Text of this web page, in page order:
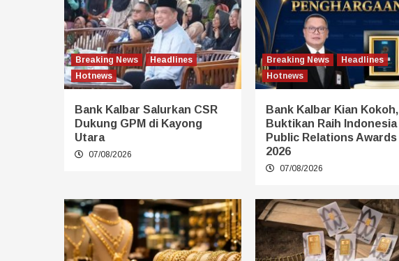
Breaking News
Headlines
Hotnews
Bank Kalbar Salurkan CSR
Dukung GPM di Kayong
Utara
07/08/2026
Breaking News
Headlines
Hotnews
Bank Kalbar Kian Kokoh,
Buktikan Raih Indonesia
Public Relations Awards
2026
07/08/2026